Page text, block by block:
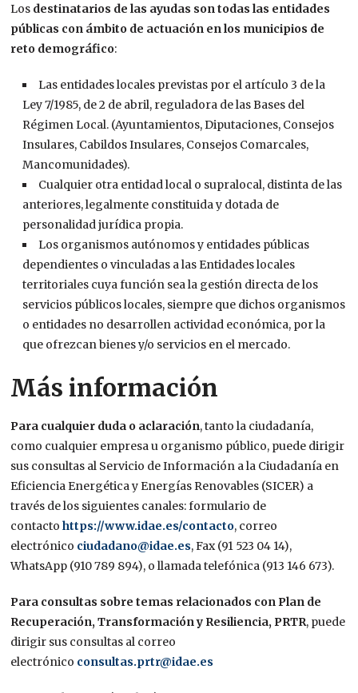
Los destinatarios de las ayudas son todas las entidades
públicas con ámbito de actuación en los municipios de
reto demográfico:
Las entidades locales previstas por el artículo 3 de la
Ley 7/1985, de 2 de abril, reguladora de las Bases del
Régimen Local. (Ayuntamientos, Diputaciones, Consejos
Insulares, Cabildos Insulares, Consejos Comarcales,
Mancomunidades).
Cualquier otra entidad local o supralocal, distinta de las
anteriores, legalmente constituida y dotada de
personalidad jurídica propia.
Los organismos autónomos y entidades públicas
dependientes o vinculadas a las Entidades locales
territoriales cuya función sea la gestión directa de los
servicios públicos locales, siempre que dichos organismos
o entidades no desarrollen actividad económica, por la
que ofrezcan bienes y/o servicios en el mercado.
Más información
Para cualquier duda o aclaración, tanto la ciudadanía,
como cualquier empresa u organismo público, puede dirigir
sus consultas al Servicio de Información a la Ciudadanía en
Eficiencia Energética y Energías Renovables (SICER) a
través de los siguientes canales: formulario de
contactohttps://www.idae.es/contacto, correo
electrónico ciudadano@idae.es, Fax (91 523 04 14),
WhatsApp (910 789 894), o llamada telefónica (913 146 673).
Para consultas sobre temas relacionados con Plan de
Recuperación, Transformación y Resiliencia, PRTR, puede
dirigir sus consultas al correo
electrónico consultas.prtr@idae.es